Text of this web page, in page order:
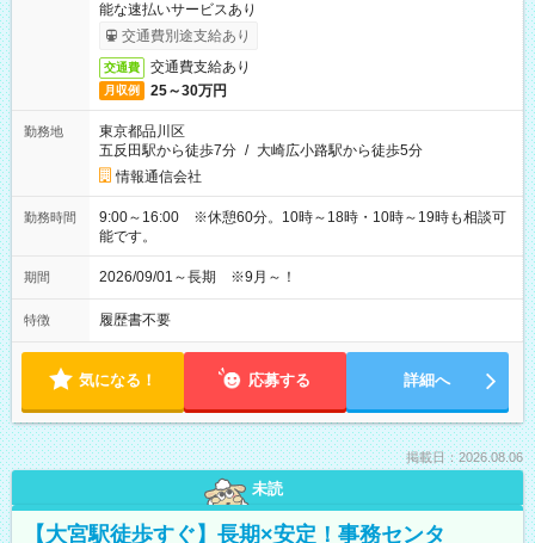
能な速払いサービスあり
交通費別途支給あり
交通費 交通費支給あり
月収例 25～30万円
勤務地
東京都品川区
五反田駅から徒歩7分 / 大崎広小路駅から徒歩5分
情報通信会社
勤務時間
9:00～16:00 ※休憩60分。10時～18時・10時～19時も相談可
能です。
期間 2026/09/01～長期 ※9月～！
特徴 履歴書不要
気になる！ 応募する 詳細へ
掲載日：2026.08.06
未読
【大宮駅徒歩すぐ】長期×安定！事務センタ